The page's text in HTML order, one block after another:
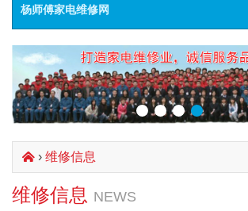
杨师傅家电维修网
󰄫 › 维修信息
维修信息 NEWS